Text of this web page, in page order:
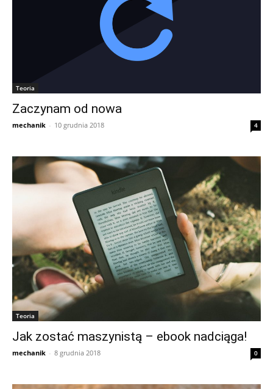
Teoria
Zaczynam od nowa
mechanik - 10 grudnia 2018 4
Teoria
Jak zostać maszynistą – ebook nadciąga!
mechanik - 8 grudnia 2018 0